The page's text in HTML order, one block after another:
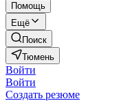
Помощь
Ещё
Поиск
Тюмень
Войти
Войти
Создать резюме